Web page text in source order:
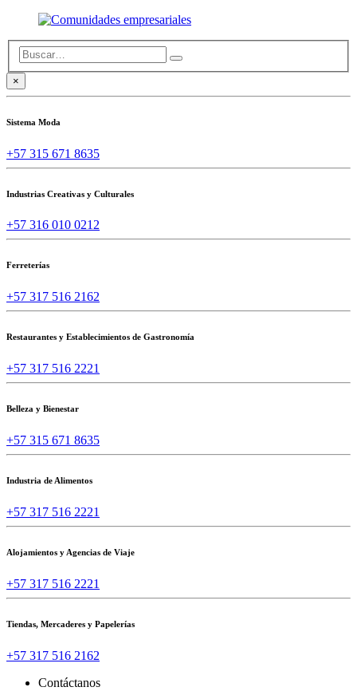
×
Sistema Moda
+57 315 671 8635
Industrias Creativas y Culturales
+57 316 010 0212
Ferreterías
+57 317 516 2162
Restaurantes y Establecimientos de Gastronomía
+57 317 516 2221
Belleza y Bienestar
+57 315 671 8635
Industria de Alimentos
+57 317 516 2221
Alojamientos y Agencias de Viaje
+57 317 516 2221
Tiendas, Mercaderes y Papelerías
+57 317 516 2162
Contáctanos